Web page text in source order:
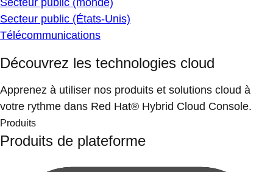
Secteur public (monde)
Secteur public (États-Unis)
Télécommunications
Découvrez les technologies cloud
Apprenez à utiliser nos produits et solutions cloud à
votre rythme dans Red Hat® Hybrid Cloud Console.
Produits
Produits de plateforme